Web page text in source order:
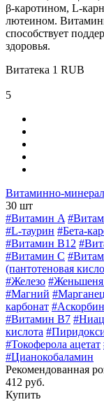
β-каротином, L-
лютеином.
способствует
здоровья.
Витатека 1 RUB
5
Витаминно-
30 шт
#Витамин A
#L-таурин #Бета-
#Витамин B12
#Витамин C
(пантотеновая
#Железо #Женьшеня
#Магний #Марганец
карбонат
#Витамин В7
кислота
#Токоферола ацетат
#Цианокобаламин
Рекомендованная
412 руб.
Купить